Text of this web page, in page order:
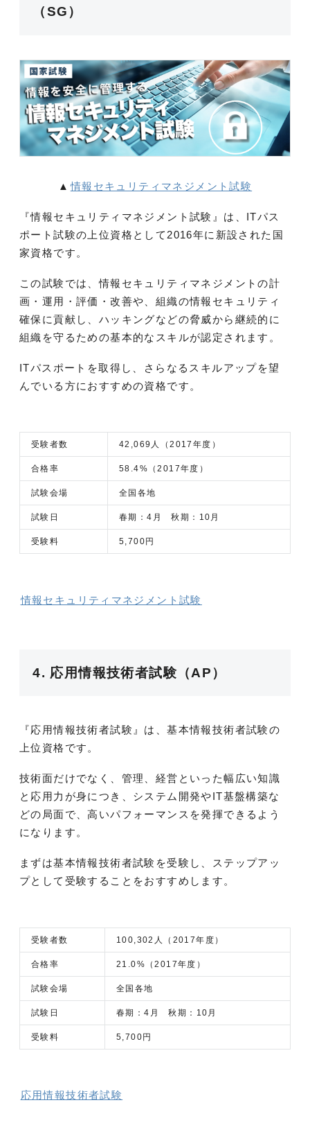
（SG）
▲ 情報セキュリティマネジメント試験
『情報セキュリティマネジメント試験』は、ITパス
ポート試験の上位資格として2016年に新設された国
家資格です。
この試験では、情報セキュリティマネジメントの計
画・運用・評価・改善や、組織の情報セキュリティ
確保に貢献し、ハッキングなどの脅威から継続的に
組織を守るための基本的なスキルが認定されます。
ITパスポートを取得し、さらなるスキルアップを望
んでいる方におすすめの資格です。
受験者数 42,069人（2017年度）
合格率 58.4%（2017年度）
試験会場 全国各地
試験日 春期：4月 秋期：10月
受験料 5,700円
情報セキュリティマネジメント試験
4. 応用情報技術者試験（AP）
『応用情報技術者試験』は、基本情報技術者試験の
上位資格です。
技術面だけでなく、管理、経営といった幅広い知識
と応用力が身につき、システム開発やIT基盤構築な
どの局面で、高いパフォーマンスを発揮できるよう
になります。
まずは基本情報技術者試験を受験し、ステップアッ
プとして受験することをおすすめします。
受験者数 100,302人（2017年度）
合格率 21.0%（2017年度）
試験会場 全国各地
試験日 春期：4月 秋期：10月
受験料 5,700円
応用情報技術者試験